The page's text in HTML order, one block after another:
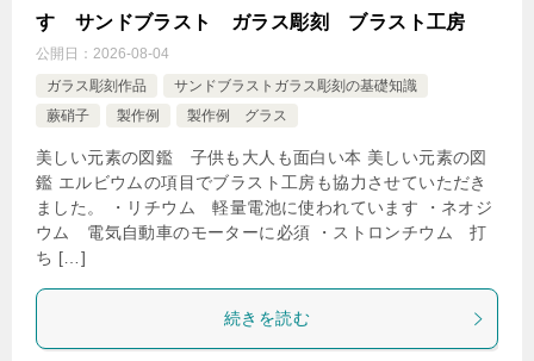
す サンドブラスト ガラス彫刻 ブラスト工房
公開日： 2026-08-04
ガラス彫刻作品
サンドブラストガラス彫刻の基礎知識
蕨硝子
製作例 製作例 グラス
美しい元素の図鑑 子供も大人も面白い本 美しい元素の図
鑑 エルビウムの項目でブラスト工房も協力させていただき
ました。 ・リチウム 軽量電池に使われています ・ネオジ
ウム 電気自動車のモーターに必須 ・ストロンチウム 打
ち […]
続きを読む